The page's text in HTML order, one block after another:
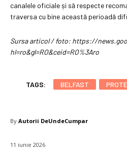
canalele oficiale și să respecte
traversa cu bine această perioadă
Sursa articol / foto: https://
hl=ro&gl=RO&ceid=RO%3Aro
TAGS: BELFAST
By Autorii DeUndeCumpar
11 iunie 2026